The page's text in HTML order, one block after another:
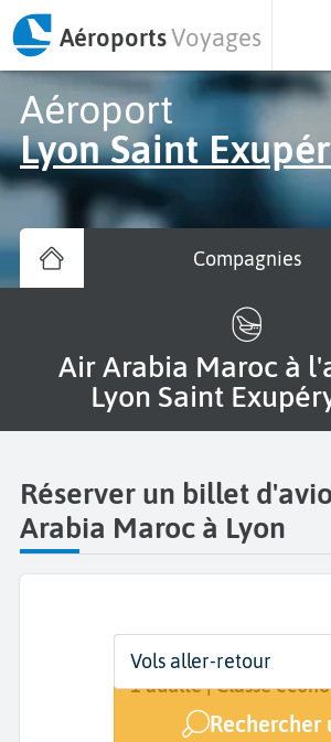
AéroportsVoyages
Aéroport
Lyon Saint
Compagnies
Air Arabia Maroc à l'aéroport
Lyon Saint
Réserver un billet
Arabia Maroc à Lyon
Départ
Lyon Saint Exupéry
Dates
Dates de votre voyage
Voyageurs | Classe
1 adulte | Classe
Rechercher
Vols aller-retour